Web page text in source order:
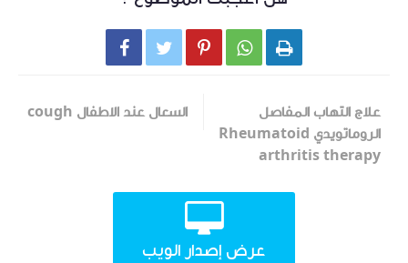
    
علاج التهاب المفاصل
الروماتويدي Rheumatoid
arthritis therapy
السعال عند الاطفال cough
عرض إصدار الويب